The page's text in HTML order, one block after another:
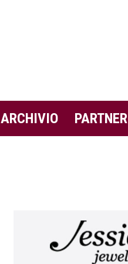
ARCHIVIO PARTNER